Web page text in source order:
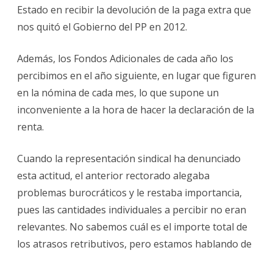
Estado en recibir la devolución de la paga extra que
nos quitó el Gobierno del PP en 2012.
Además, los Fondos Adicionales de cada año los
percibimos en el año siguiente, en lugar que figuren
en la nómina de cada mes, lo que supone un
inconveniente a la hora de hacer la declaración de la
renta.
Cuando la representación sindical ha denunciado
esta actitud, el anterior rectorado alegaba
problemas burocráticos y le restaba importancia,
pues las cantidades individuales a percibir no eran
relevantes. No sabemos cuál es el importe total de
los atrasos retributivos, pero estamos hablando de